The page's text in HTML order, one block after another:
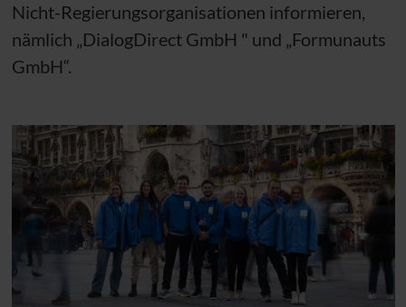
Nicht-Regierungsorganisationen informieren,
nämlich „DialogDirect GmbH " und „Formunauts
GmbH“.